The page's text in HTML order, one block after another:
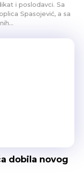
i poslodavci. Sa
Spasojević, a sa
dobila novog